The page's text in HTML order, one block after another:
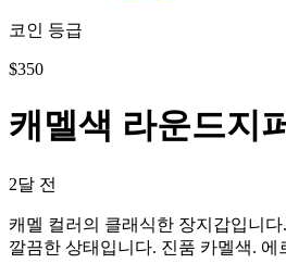
코인 등급
$350
캐멜색 라운드지
2달 전
캐멜 컬러의 클래식한 장지갑입니
깔끔한 상태입니다. 진품 카멜색. 에